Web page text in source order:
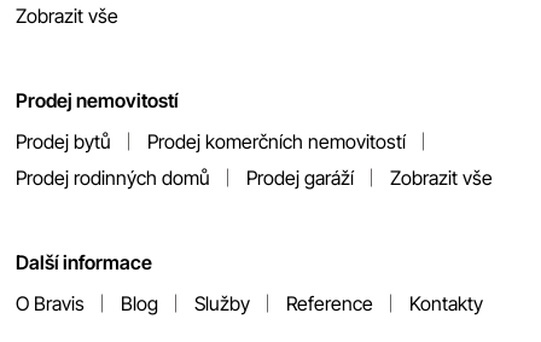
Zobrazit vše
Prodej nemovitostí
Prodej bytů
Prodej komerčních nemovitostí
Prodej rodinných domů
Prodej garáží Zobrazit vše
Další informace
O Bravis
Blog Služby Reference Kontakty